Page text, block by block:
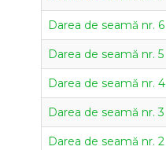
Darea de seamă nr. 6
Darea de seamă nr. 5
Darea de seamă nr. 4
Darea de seamă nr. 3
Darea de seamă nr. 2